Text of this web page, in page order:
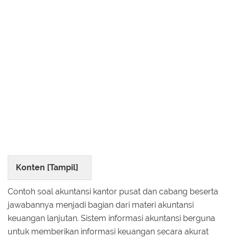
Konten [Tampil]
Contoh soal akuntansi kantor pusat dan cabang beserta
jawabannya menjadi bagian dari materi akuntansi
keuangan lanjutan. Sistem informasi akuntansi berguna
untuk memberikan informasi keuangan secara akurat